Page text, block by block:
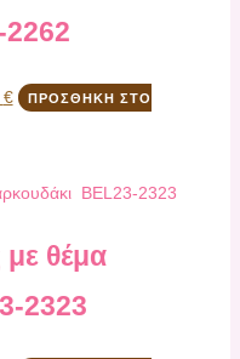
€ ΠΡΟΣΘΉΚΗ ΣΤΟ
θέμα
2323